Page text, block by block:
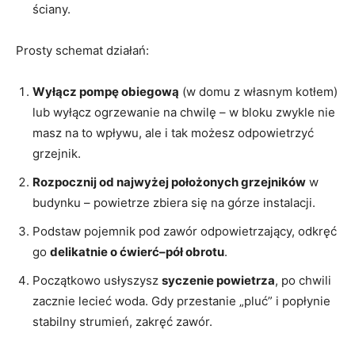
ściany.
Prosty schemat działań:
Wyłącz pompę obiegową (w domu z własnym kotłem)
lub wyłącz ogrzewanie na chwilę – w bloku zwykle nie
masz na to wpływu, ale i tak możesz odpowietrzyć
grzejnik.
Rozpocznij od najwyżej położonych grzejników w
budynku – powietrze zbiera się na górze instalacji.
Podstaw pojemnik pod zawór odpowietrzający, odkręć
go delikatnie o ćwierć–pół obrotu.
Początkowo usłyszysz syczenie powietrza, po chwili
zacznie lecieć woda. Gdy przestanie „pluć” i popłynie
stabilny strumień, zakręć zawór.